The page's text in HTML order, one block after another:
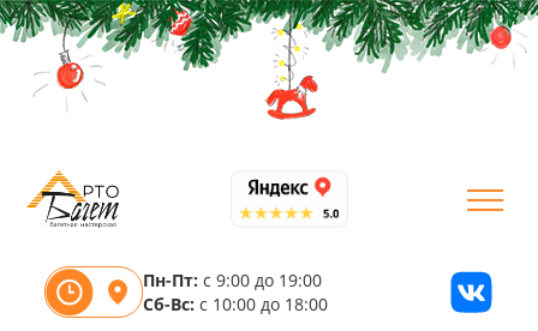
Пн-Пт: с 9:00 до 19:00
Сб-Вс: с 10:00 до 18:00